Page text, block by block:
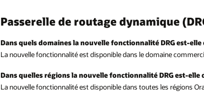
Passerelle de routage dynamique
Dans quels domaines la nouvelle fonctionnalité DRG est-elle
La nouvelle fonctionnalité est disponible dans le domaine
Dans quelles régions la nouvelle fonctionnalité DRG est-elle
La nouvelle fonctionnalité est disponible dans toutes les régions